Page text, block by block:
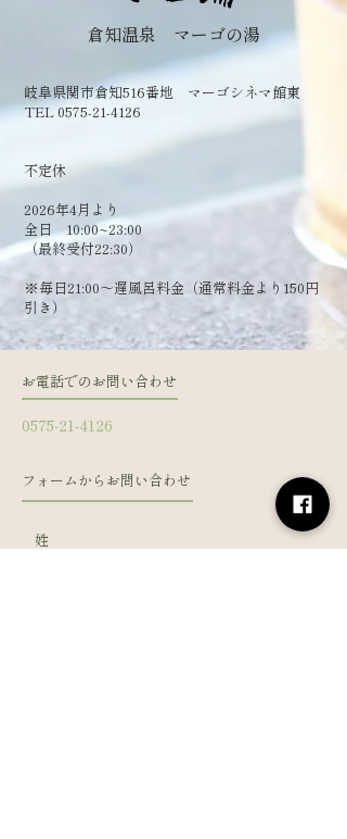
倉知温泉 マーゴの湯
岐阜県関市倉知516番地 マーゴシネマ館東
TEL 0575-21-4126
​不定休
2026年4月より
全日 10:00~23:00
（最終受付22:30）
​※毎日21:00～遅風呂料金（通常料金より150円
引き）
お電話でのお問い合わせ
0575-21-4126
フォームからお問い合わせ
姓